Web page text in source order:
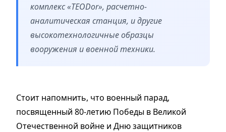
комплекс «TEODor», расчетно-
аналитическая станция, и другие
высокотехнологичные образцы
вооружения и военной техники.
Стоит напомнить, что военный парад,
посвященный 80-летию Победы в Великой
Отечественной войне и Дню защитников